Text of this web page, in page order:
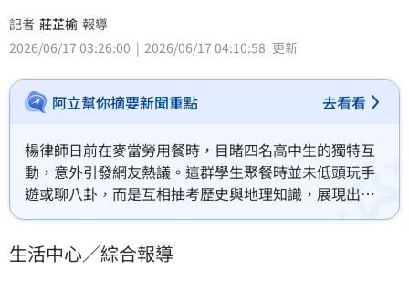
記者 莊芷榆 報導
2026/06/17 03:26:00
2026/06/17 04:10:58 更新
阿立幫你摘要新聞重點 去看看
楊律師日前在麥當勞用餐時，目睹四名高中生的獨特互
動，意外引發網友熱議。這群學生聚餐時並未低頭玩手
遊或聊八卦，而是互相抽考歷史與地理知識，展現出超
強的上進心。這幕「學霸式神仙友誼」讓楊律師深受震
「好朋友」的真諦，認為真正的友誼應是「一起做有益
生活中心／綜合報導